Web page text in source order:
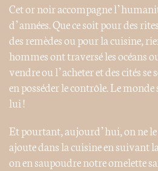
Cet or noir accompagne
d’années. Que ce soit pour des
des remèdes ou pour la cuisine,
hommes ont traversé les océans
vendre ou l’acheter et des cités
en posséder le contrôle. Le
lui !
Et pourtant, aujourd’hui, on ne
ajoute dans la cuisine en suivant
on en saupoudre notre omelette